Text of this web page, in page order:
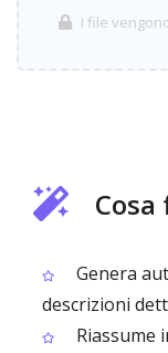
I file
Genera
descrizioni
Riassume